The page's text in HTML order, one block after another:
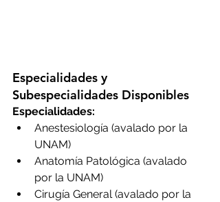
Especialidades y
Subespecialidades Disponibles
Especialidades:
Anestesiología (avalado por la
UNAM)
Anatomía Patológica (avalado
por la UNAM)
Cirugía General (avalado por la